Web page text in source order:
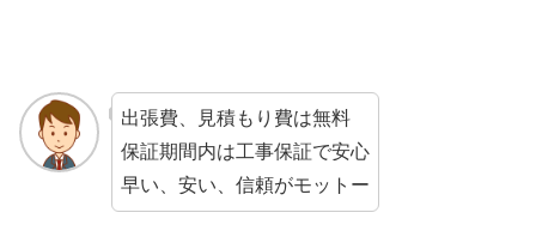
出張費、見積もり費は無料
保証期間内は工事保証で安心
早い、安い、信頼がモットー